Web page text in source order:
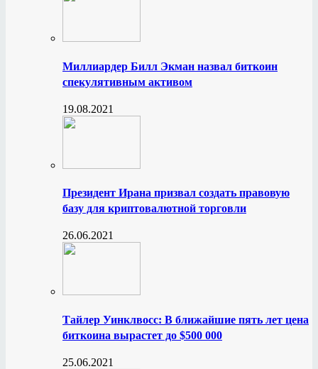
Миллиардер Билл Экман назвал биткоин
спекулятивным активом
19.08.2021
Президент Ирана призвал создать правовую
базу для криптовалютной торговли
26.06.2021
Тайлер Уинклвосс: В ближайшие пять лет цена
биткоина вырастет до $500 000
25.06.2021